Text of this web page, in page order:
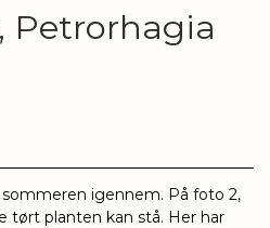
Petrorhagia
igennem. På foto 2,
tørt planten kan stå. Her har